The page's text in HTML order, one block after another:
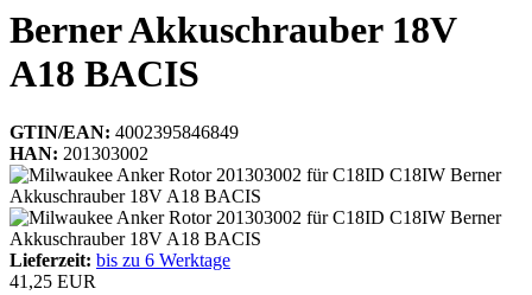
Berner Akkuschrauber 18V
A18 BACIS
GTIN/EAN: 4002395846849
HAN: 201303002
Lieferzeit: bis zu 6 Werktage
41,25 EUR